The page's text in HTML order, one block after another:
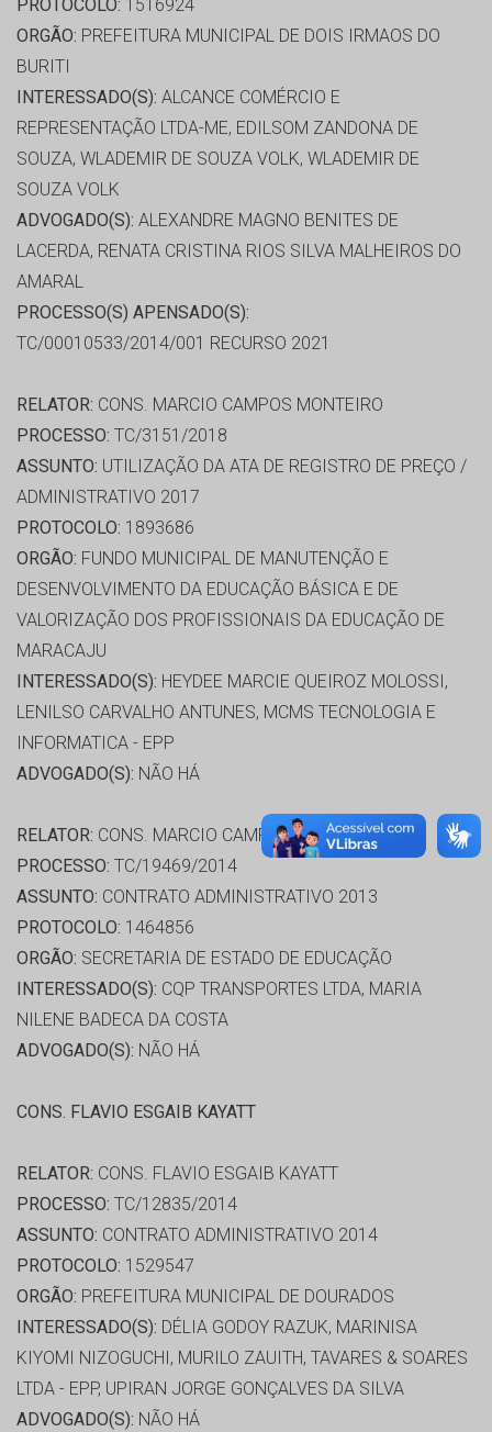
PROTOCOLO: 1516924
ORGÃO: PREFEITURA MUNICIPAL DE DOIS IRMAOS DO
BURITI
INTERESSADO(S): ALCANCE COMÉRCIO E
REPRESENTAÇÃO LTDA-ME, EDILSOM ZANDONA DE
SOUZA, WLADEMIR DE SOUZA VOLK, WLADEMIR DE
SOUZA VOLK
ADVOGADO(S): ALEXANDRE MAGNO BENITES DE
LACERDA, RENATA CRISTINA RIOS SILVA MALHEIROS DO
AMARAL
PROCESSO(S) APENSADO(S):
TC/00010533/2014/001 RECURSO 2021
RELATOR: CONS. MARCIO CAMPOS MONTEIRO
PROCESSO: TC/3151/2018
ASSUNTO: UTILIZAÇÃO DA ATA DE REGISTRO DE PREÇO /
ADMINISTRATIVO 2017
PROTOCOLO: 1893686
ORGÃO: FUNDO MUNICIPAL DE MANUTENÇÃO E
DESENVOLVIMENTO DA EDUCAÇÃO BÁSICA E DE
VALORIZAÇÃO DOS PROFISSIONAIS DA EDUCAÇÃO DE
MARACAJU
INTERESSADO(S): HEYDEE MARCIE QUEIROZ MOLOSSI,
LENILSO CARVALHO ANTUNES, MCMS TECNOLOGIA E
INFORMATICA - EPP
ADVOGADO(S): NÃO HÁ
RELATOR: CONS. MARCIO CAMPOS MONTEIRO
PROCESSO: TC/19469/2014
ASSUNTO: CONTRATO ADMINISTRATIVO 2013
PROTOCOLO: 1464856
ORGÃO: SECRETARIA DE ESTADO DE EDUCAÇÃO
INTERESSADO(S): CQP TRANSPORTES LTDA, MARIA
NILENE BADECA DA COSTA
ADVOGADO(S): NÃO HÁ
CONS. FLAVIO ESGAIB KAYATT
RELATOR: CONS. FLAVIO ESGAIB KAYATT
PROCESSO: TC/12835/2014
ASSUNTO: CONTRATO ADMINISTRATIVO 2014
PROTOCOLO: 1529547
ORGÃO: PREFEITURA MUNICIPAL DE DOURADOS
INTERESSADO(S): DÉLIA GODOY RAZUK, MARINISA
KIYOMI NIZOGUCHI, MURILO ZAUITH, TAVARES & SOARES
LTDA - EPP, UPIRAN JORGE GONÇALVES DA SILVA
ADVOGADO(S): NÃO HÁ